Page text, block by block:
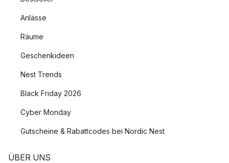
Anlässe
Räume
Geschenkideen
Nest Trends
Black Friday 2026
Cyber Monday
Gutscheine & Rabattcodes bei Nordic Nest
ÜBER UNS